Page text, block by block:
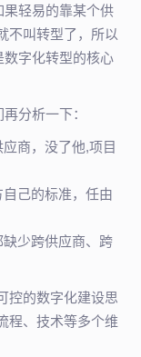
果轻易的靠某个供
不叫转型了，所以
数字化转型的核心
分析一下：
商，没了他,项目
己的标准，任由
少跨供应商、跨
控的数字化建设思
程、技术等多个维